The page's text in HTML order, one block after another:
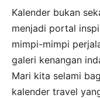
Kalender bukan
menjadi portal
mimpi-mimpi
galeri kenangan
Mari kita selami
kalender travel